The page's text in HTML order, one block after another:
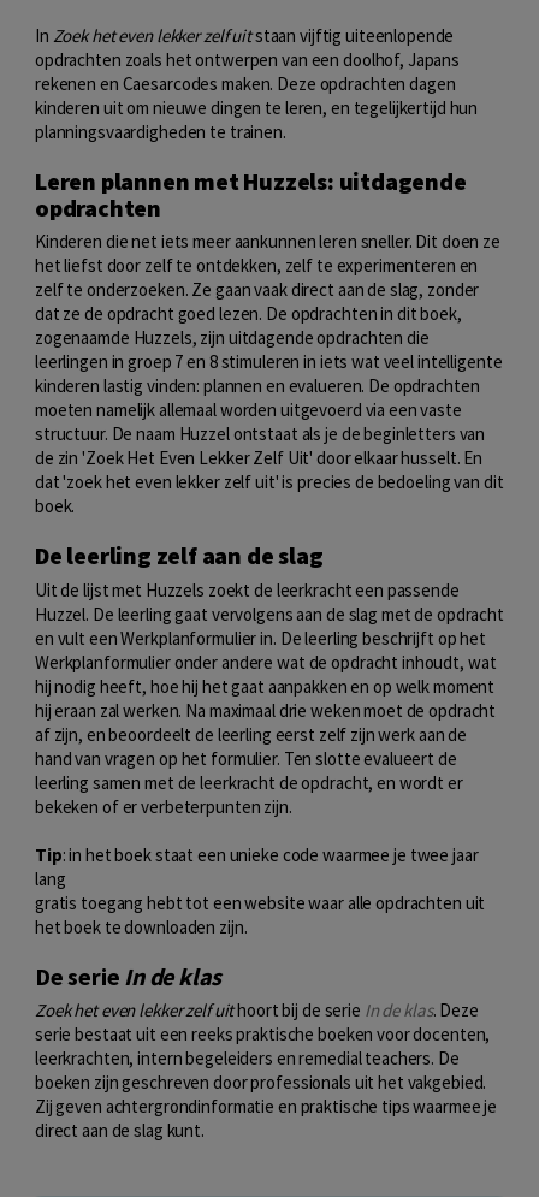
In Zoek het even lekker zelf uitstaan vijftig uiteenlopende
opdrachten zoals het ontwerpen van een doolhof, Japans
rekenen en Caesarcodes maken. Deze opdrachten dagen
kinderen uit om nieuwe dingen te leren, en tegelijkertijd hun
planningsvaardigheden te trainen.
Leren plannen met Huzzels: uitdagende
opdrachten
Kinderen die net iets meer aankunnen leren sneller. Dit doen ze
het liefst door zelf te ontdekken, zelf te experimenteren en
zelf te onderzoeken. Ze gaan vaak direct aan de slag, zonder
dat ze de opdracht goed lezen. De opdrachten in dit boek,
zogenaamde Huzzels, zijn uitdagende opdrachten die
leerlingen in groep 7 en 8 stimuleren in iets wat veel intelligente
kinderen lastig vinden: plannen en evalueren. De opdrachten
moeten namelijk allemaal worden uitgevoerd via een vaste
structuur. De naam Huzzel ontstaat als je de beginletters van
de zin 'Zoek Het Even Lekker Zelf Uit' door elkaar husselt. En
dat 'zoek het even lekker zelf uit' is precies de bedoeling van dit
boek.
De leerling zelf aan de slag
Uit de lijst met Huzzels zoekt de leerkracht een passende
Huzzel. De leerling gaat vervolgens aan de slag met de opdracht
en vult een Werkplanformulier in. De leerling beschrijft op het
Werkplanformulier onder andere wat de opdracht inhoudt, wat
hij nodig heeft, hoe hij het gaat aanpakken en op welk moment
hij eraan zal werken. Na maximaal drie weken moet de opdracht
af zijn, en beoordeelt de leerling eerst zelf zijn werk aan de
hand van vragen op het formulier. Ten slotte evalueert de
leerling samen met de leerkracht de opdracht, en wordt er
bekeken of er verbeterpunten zijn.
Tip: in het boek staat een unieke code waarmee je twee jaar
lang
gratis toegang hebt tot een website waar alle opdrachten uit
het boek te downloaden zijn.
De serie In de klas
Zoek het even lekker zelf uithoort bij de serie In de klas. Deze
serie bestaat uit een reeks praktische boeken voor docenten,
leerkrachten, intern begeleiders en remedial teachers. De
boeken zijn geschreven door professionals uit het vakgebied.
Zij geven achtergrondinformatie en praktische tips waarmee je
direct aan de slag kunt.